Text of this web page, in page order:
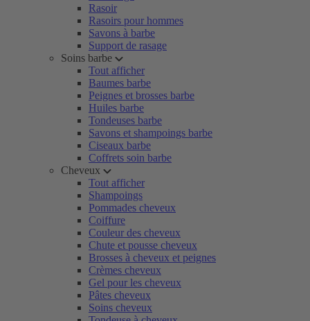
Rasoir
Rasoirs pour hommes
Savons à barbe
Support de rasage
Soins barbe
Tout afficher
Baumes barbe
Peignes et brosses barbe
Huiles barbe
Tondeuses barbe
Savons et shampoings barbe
Ciseaux barbe
Coffrets soin barbe
Cheveux
Tout afficher
Shampoings
Pommades cheveux
Coiffure
Couleur des cheveux
Chute et pousse cheveux
Brosses à cheveux et peignes
Crèmes cheveux
Gel pour les cheveux
Pâtes cheveux
Soins cheveux